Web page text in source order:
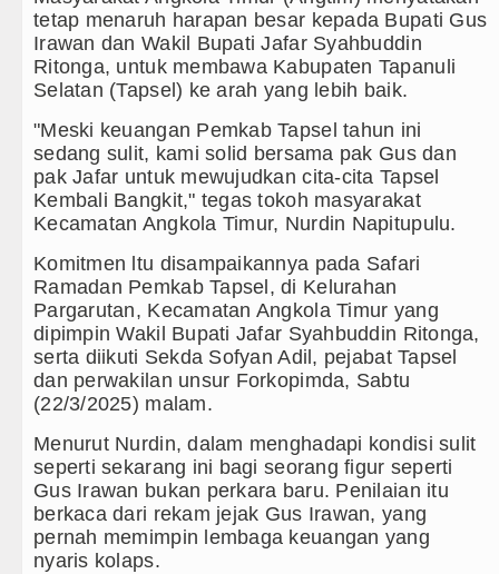
Kapolda Sumut Rombak Puluhan
Wabup Deli Serdang Lantik 25 Pejabat,
Ketua GRIB Jaya Labuhanbatu Gelar
Gubernur Bobby Nasution Minta
Rico Waas : Kemerdekaan Harus
Kurang dari 6 Jam, Polsek Kotarih
Liverpool vs Monaco Laga
Manchester City vs Atletico Madrid
Serapan Anggaran Terendah,
Gubernur Bobby Nasution Siapkan
Kapolda Sumut Rombak Puluhan
Wabup Deli Serdang Lantik 25 Pejabat,
tetap menaruh harapan besar kepada Bupati Gus
Irawan dan Wakil Bupati Jafar Syahbuddin
Ritonga, untuk membawa Kabupaten Tapanuli
Selatan (Tapsel) ke arah yang lebih baik.
"Meski keuangan Pemkab Tapsel tahun ini
sedang sulit, kami solid bersama pak Gus dan
pak Jafar untuk mewujudkan cita-cita Tapsel
Kembali Bangkit," tegas tokoh masyarakat
Kecamatan Angkola Timur, Nurdin Napitupulu.
Komitmen ltu disampaikannya pada Safari
Ramadan Pemkab Tapsel, di Kelurahan
Pargarutan, Kecamatan Angkola Timur yang
dipimpin Wakil Bupati Jafar Syahbuddin Ritonga,
serta diikuti Sekda Sofyan Adil, pejabat Tapsel
dan perwakilan unsur Forkopimda, Sabtu
(22/3/2025) malam.
Menurut Nurdin, dalam menghadapi kondisi sulit
seperti sekarang ini bagi seorang figur seperti
Gus Irawan bukan perkara baru. Penilaian itu
berkaca dari rekam jejak Gus Irawan, yang
pernah memimpin lembaga keuangan yang
nyaris kolaps.